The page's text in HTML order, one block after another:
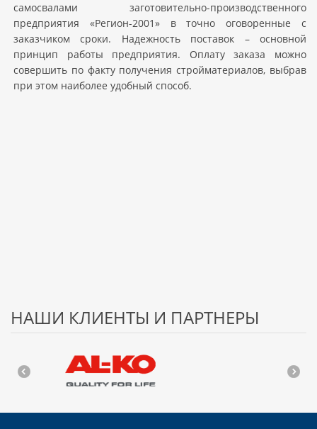
самосвалами заготовительно-производственного
предприятия «Регион-2001» в точно оговоренные с
заказчиком сроки. Надежность поставок – основной
принцип работы предприятия. Оплату заказа можно
совершить по факту получения стройматериалов, выбрав
при этом наиболее удобный способ.
НАШИ КЛИЕНТЫ И ПАРТНЕРЫ